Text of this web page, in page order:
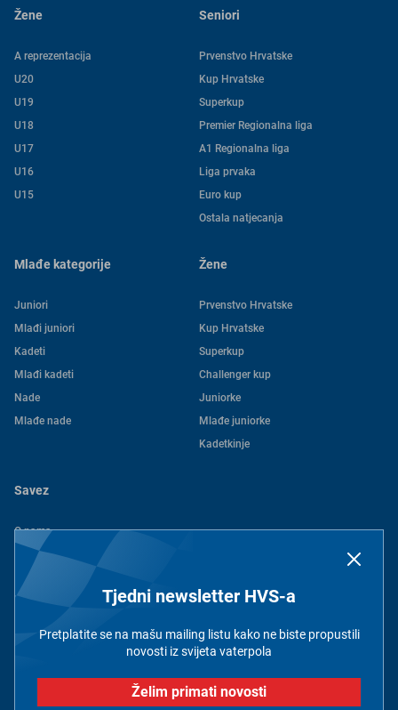
Žene
A reprezentacija
U20
U19
U18
U17
U16
U15
Seniori
Prvenstvo Hrvatske
Kup Hrvatske
Superkup
Premier Regionalna liga
A1 Regionalna liga
Liga prvaka
Euro kup
Ostala natjecanja
Mlađe kategorije
Juniori
Mlađi juniori
Kadeti
Mlađi kadeti
Nade
Mlađe nade
Žene
Prvenstvo Hrvatske
Kup Hrvatske
Superkup
Challenger kup
Juniorke
Mlađe juniorke
Kadetkinje
Savez
O nama
Povijest
Kontakt
Dokumenti
Tjedni newsletter HVS-a
Pretplatite se na mašu mailing listu kako ne biste propustili
novosti iz svijeta vaterpola
Želim primati novosti